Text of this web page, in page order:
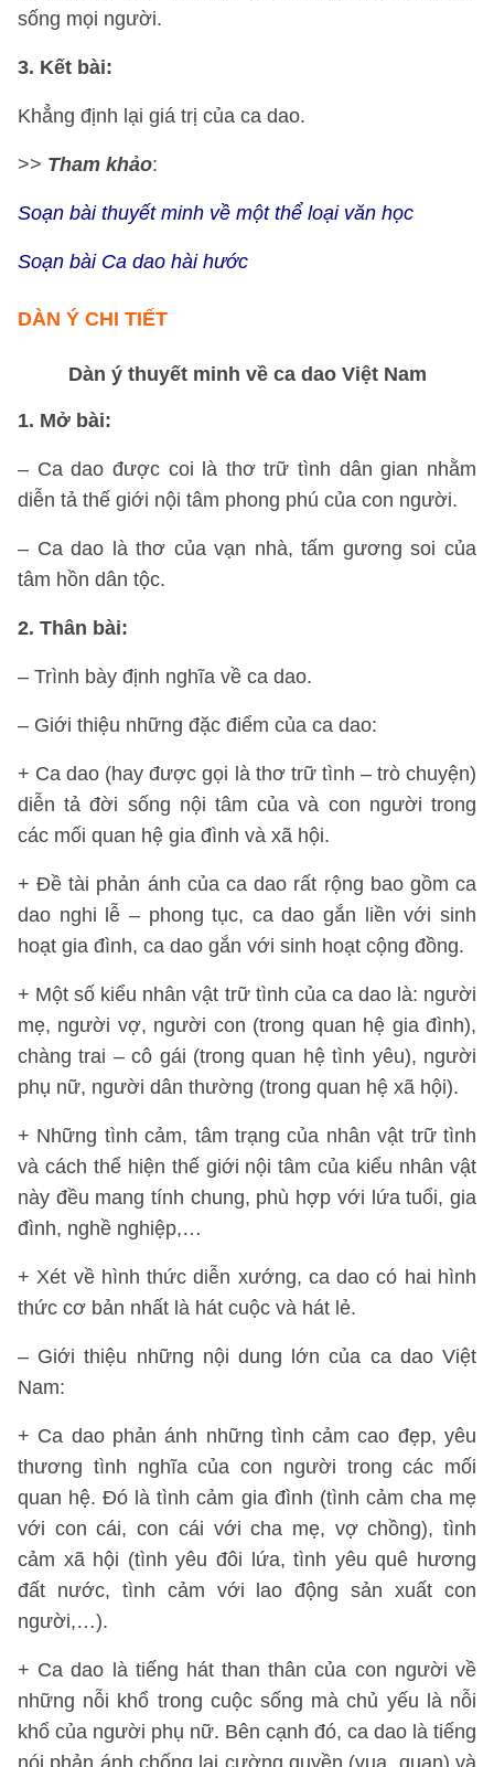
sống mọi người.
3. Kết bài:
Khẳng định lại giá trị của ca dao.
>> Tham khảo:
Soạn bài thuyết minh về một thể loại văn học
Soạn bài Ca dao hài hước
DÀN Ý CHI TIẾT
Dàn ý thuyết minh về ca dao Việt Nam
1. Mở bài:
– Ca dao được coi là thơ trữ tình dân gian nhằm
diễn tả thế giới nội tâm phong phú của con người.
– Ca dao là thơ của vạn nhà, tấm gương soi của
tâm hồn dân tộc.
2. Thân bài:
– Trình bày định nghĩa về ca dao.
– Giới thiệu những đặc điểm của ca dao:
+ Ca dao (hay được gọi là thơ trữ tình – trò chuyện)
diễn tả đời sống nội tâm của và con người trong
các mối quan hệ gia đình và xã hội.
+ Đề tài phản ánh của ca dao rất rộng bao gồm ca
dao nghi lễ – phong tục, ca dao gắn liền với sinh
hoạt gia đình, ca dao gắn với sinh hoạt cộng đồng.
+ Một số kiểu nhân vật trữ tình của ca dao là: người
mẹ, người vợ, người con (trong quan hệ gia đình),
chàng trai – cô gái (trong quan hệ tình yêu), người
phụ nữ, người dân thường (trong quan hệ xã hội).
+ Những tình cảm, tâm trạng của nhân vật trữ tình
và cách thể hiện thế giới nội tâm của kiểu nhân vật
này đều mang tính chung, phù hợp với lứa tuổi, gia
đình, nghề nghiệp,…
+ Xét về hình thức diễn xướng, ca dao có hai hình
thức cơ bản nhất là hát cuộc và hát lẻ.
– Giới thiệu những nội dung lớn của ca dao Việt
Nam:
+ Ca dao phản ánh những tình cảm cao đẹp, yêu
thương tình nghĩa của con người trong các mối
quan hệ. Đó là tình cảm gia đình (tình cảm cha mẹ
với con cái, con cái với cha mẹ, vợ chồng), tình
cảm xã hội (tình yêu đôi lứa, tình yêu quê hương
đất nước, tình cảm với lao động sản xuất con
người,…).
+ Ca dao là tiếng hát than thân của con người về
những nỗi khổ trong cuộc sống mà chủ yếu là nỗi
khổ của người phụ nữ. Bên cạnh đó, ca dao là tiếng
nói phản ánh chống lại cường quyền (vua, quan) và